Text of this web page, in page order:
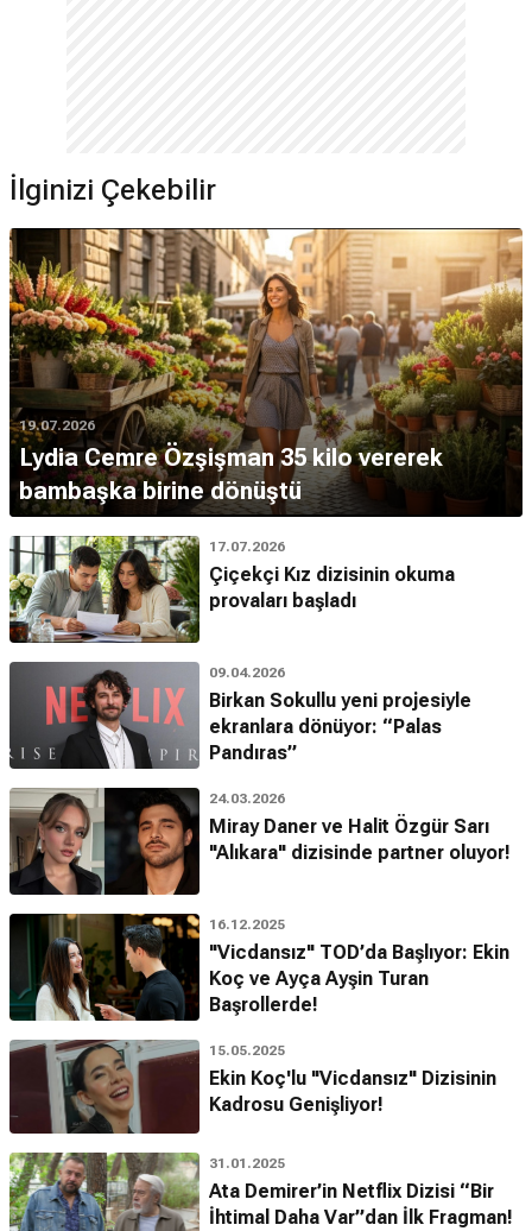
İlginizi Çekebilir
19.07.2026
Lydia Cemre Özşişman 35 kilo vererek
bambaşka birine dönüştü
17.07.2026
Çiçekçi Kız dizisinin okuma
provaları başladı
09.04.2026
Birkan Sokullu yeni projesiyle
ekranlara dönüyor: “Palas
Pandıras”
24.03.2026
Miray Daner ve Halit Özgür Sarı
"Alıkara" dizisinde partner oluyor!
16.12.2025
"Vicdansız" TOD’da Başlıyor: Ekin
Koç ve Ayça Ayşin Turan
Başrollerde!
15.05.2025
Ekin Koç'lu "Vicdansız" Dizisinin
Kadrosu Genişliyor!
31.01.2025
Ata Demirer’in Netflix Dizisi “Bir
İhtimal Daha Var”dan İlk Fragman!